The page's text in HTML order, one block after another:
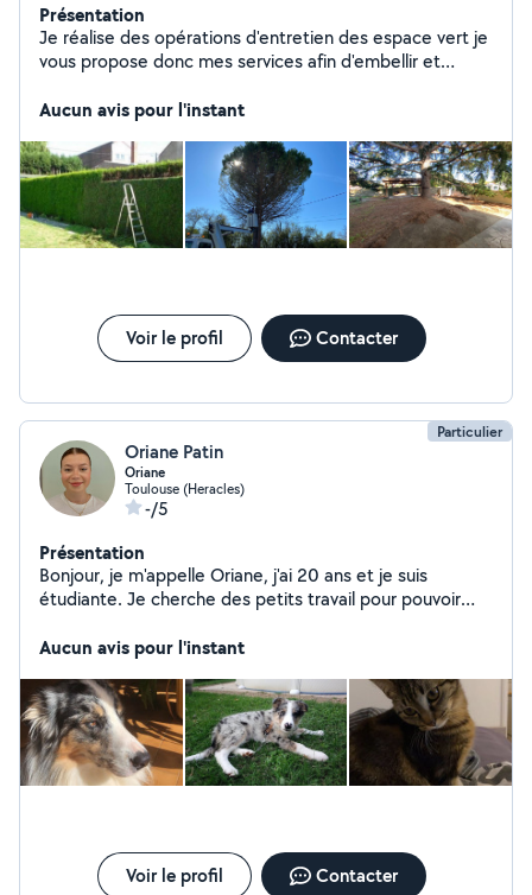
Présentation
Je réalise des opérations d'entretien des espace vert je
vous propose donc mes services afin d'embellir et
contacter je suis à votre disposition
Aucun avis pour l'instant
Voir le profil Contacter
Particulier
Oriane Patin
Oriane
Toulouse (Heracles)
-/5
Présentation
Bonjour, je m'appelle Oriane, j'ai 20 ans et je suis
étudiante. Je cherche des petits travail pour pouvoir
-garde d'animaux -baby-sitting -aide de ménage -aller
domaines. C'est pour cela que je me permets de vous
proposer mon aide.
Aucun avis pour l'instant
Voir le profil Contacter